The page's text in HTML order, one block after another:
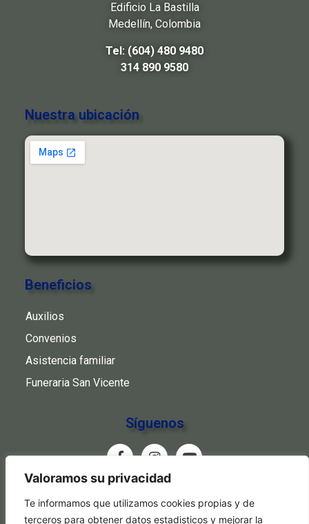
Valoramos su privacidad
Te informamos que utilizamos cookies propias y de
terceros para obtener datos estadisticos y mejorar la
Edificio La Bastilla
Medellín, Colombia
Tel: (604) 480 9480
314 890 9580
Nuestra ubicación
Beneficios
Auxilios
Convenios
Asistencia familiar
Funeraria San Vicente
Síguenos
www.cooeban.com.co